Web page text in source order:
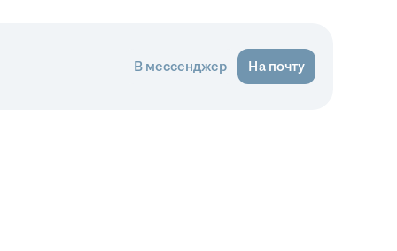
В мессенджер На почту